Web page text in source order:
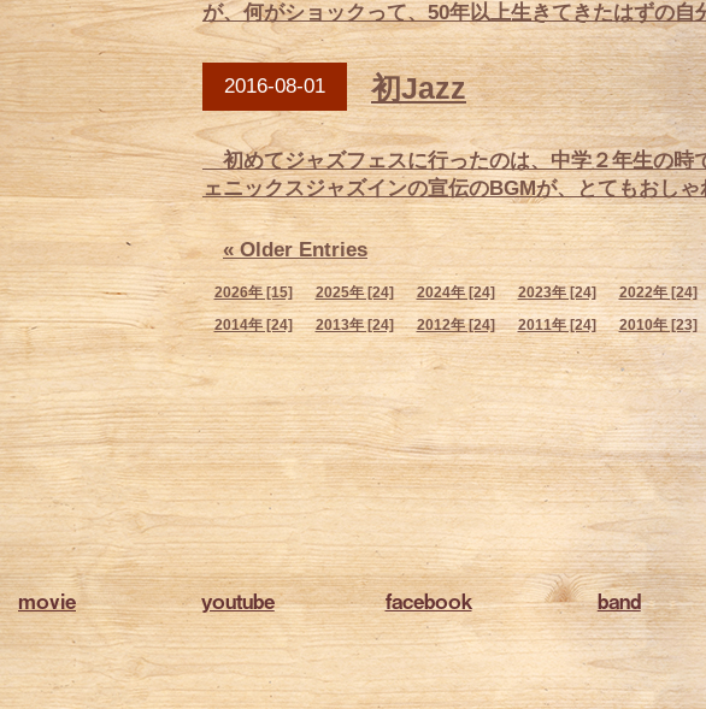
が、何がショックって、50年以上生きてきたはずの
2016-08-01 初Jazz
初めてジャズフェスに行ったのは、中学２年生の時
ェニックスジャズインの宣伝のBGMが、とてもおし
« Older Entries
2026年 [15] 2025年 [24] 2024年 [24] 2023年 [24] 2022年 [24]
2014年 [24]
2013年 [24] 2012年 [24] 2011年 [24] 2010年 [23]
movie youtube facebook band